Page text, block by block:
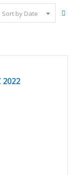
Sort by Date
2022